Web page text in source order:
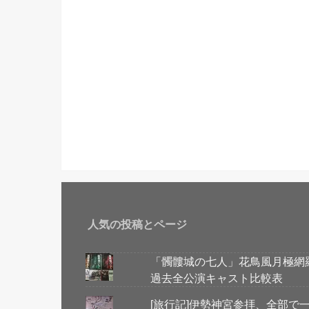
人気の投稿とページ
「髑髏城の七人」花鳥風月極網
過去全公演キャスト比較表
[旅行記]伊勢神宮参拝、全部で